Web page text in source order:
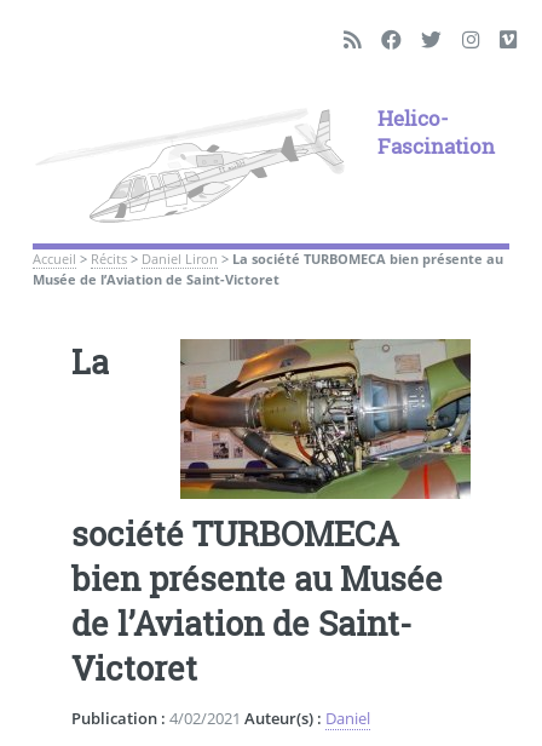
Helico-
Fascination
Accueil > Récits> Daniel Liron > La société TURBOMECA bien présente au
Musée de l’Aviation de Saint-Victoret
La
société TURBOMECA
bien présente au Musée
de l’Aviation de Saint-
Victoret
Publication : 4/02/2021 Auteur(s) : Daniel